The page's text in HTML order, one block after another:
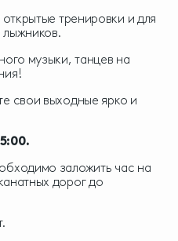
тренировки и для
музыки, танцев на
свои выходные ярко и
заложить час на
дорог до